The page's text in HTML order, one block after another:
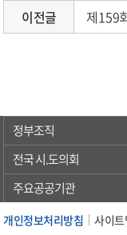
이전글
제159
정부조직
전국 시.도의회
주요공공기관
개인정보처리방침 사이트